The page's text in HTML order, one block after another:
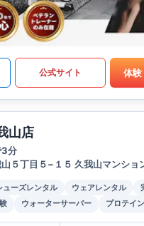
公式サイト 体験
山店
3分
５丁目５−１５ 久我山マンショ
ューズレンタル ウェアレンタル
ウォーターサーバー プロテイン